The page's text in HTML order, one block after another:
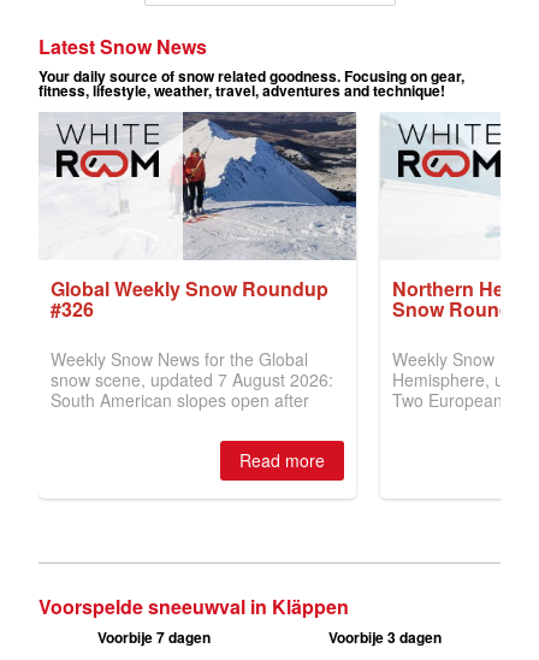
Voorspelde sneeuwval in Kläppen
Voorbije 7 dagen Voorbije 3 dagen